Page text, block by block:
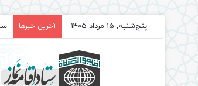
پنج‌شنبه, 15 مرداد 1405 آخرین خبرها